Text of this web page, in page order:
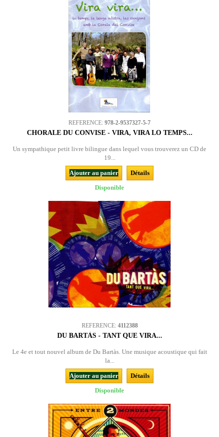
REFERENCE: 978-2-9537327-5-7
CHORALE DU CONVISE - VIRA, VIRA LO TEMPS...
Un sympathique petit livre bilingue dans lequel vous trouverez un CD de
19...
Ajouter au panier
Détails
Disponible
REFERENCE: 4112388
DU BARTÀS - TANT QUE VIRA...
Le 4e et tout nouvel album de Du Bartàs. Une musique acoustique qui fait
la...
Ajouter au panier
Détails
Disponible